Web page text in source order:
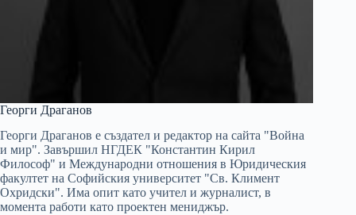
Георги Драганов
Георги Драганов е създател и редактор на сайта "Война
и мир". Завършил НГДЕК "Константин Кирил
Философ" и Международни отношения в Юридическия
факултет на Софийския университет "Св. Климент
Охридски". Има опит като учител и журналист, в
момента работи като проектен мениджър.